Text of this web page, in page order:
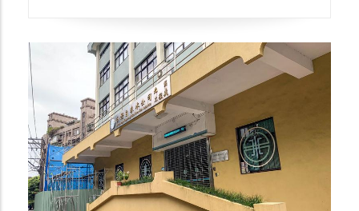
著的生物膜來分解污染物質，工程預估每日可
處理3000噸污水(約1.5萬人次生活污水
量）、降低七成污染物質，是結合淨水、生
態、景觀、休憩的河流整治工法。